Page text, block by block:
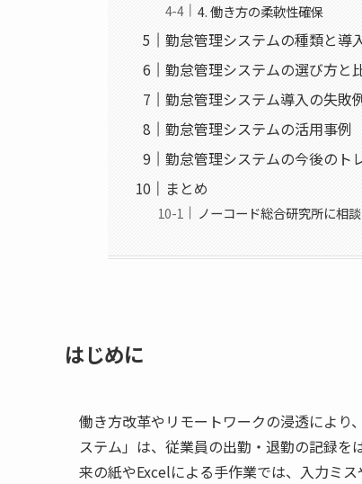
4. 働き方の柔軟性確保
勤怠管理システムの種類と導
勤怠管理システムの選び方と
勤怠管理システム導入の失敗
勤怠管理システムの活用事例
勤怠管理システムの今後のト
まとめ
ノーコード総合研究所に相
はじめに
働き方改革やリモートワークの浸透により
ステム」は、従業員の出勤・退勤の記録
来の紙やExcelによる手作業では、入力ミ